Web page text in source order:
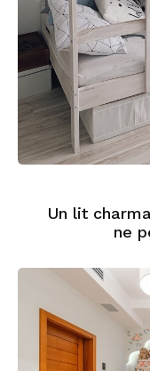
Un lit
ne